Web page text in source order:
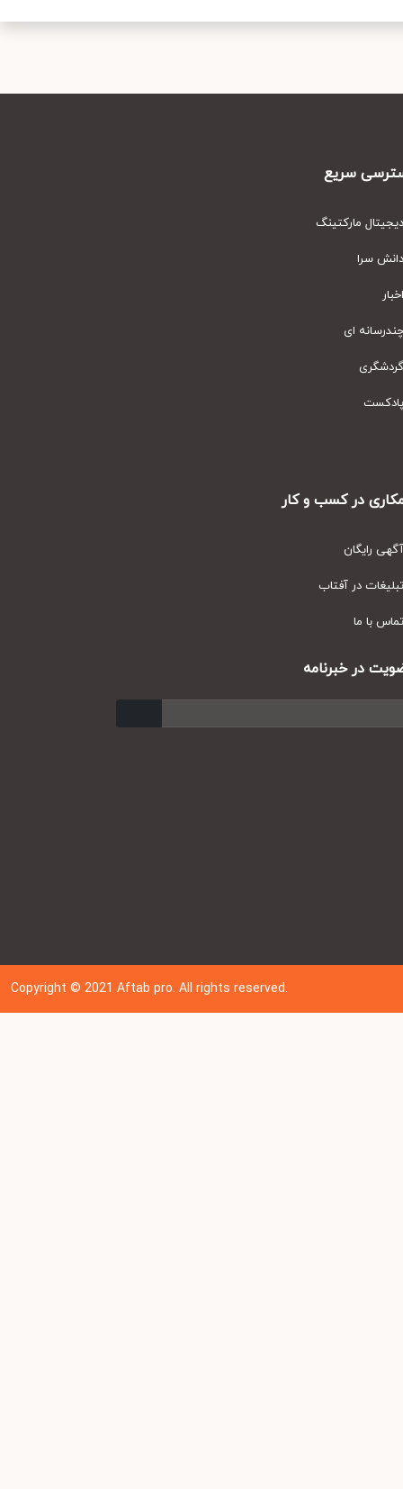
سریع
مارکتینگ
سرا
ای
در کسب و کار
رایگان
در آفتاب
با ما
در خبرنامه
Copyright © 202 1Aftab pro. All rights reserved.